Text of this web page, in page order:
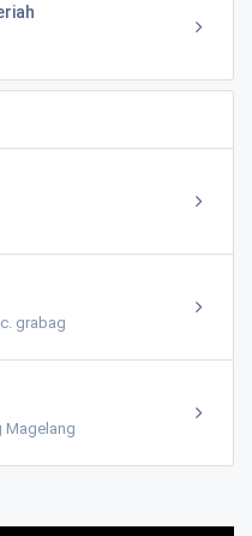
grabag
Magelang